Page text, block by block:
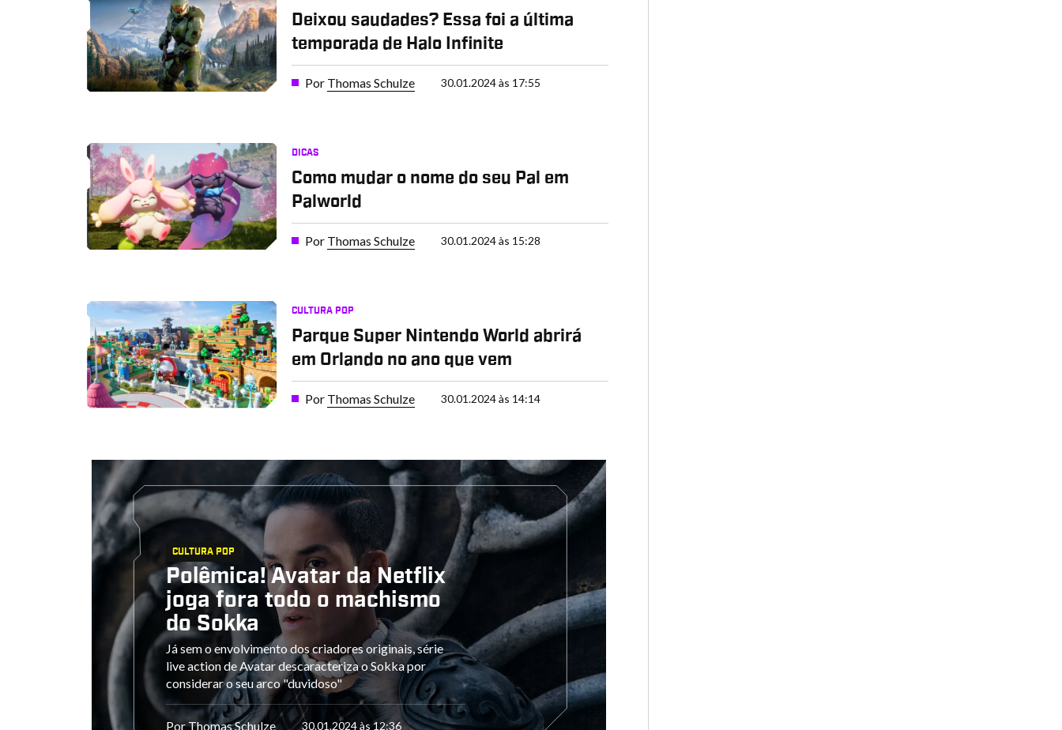
Deixou saudades? Essa foi a última
temporada de Halo Infinite
Por Thomas Schulze 30.01.2024 às 17:55
DICAS
Como mudar o nome do seu Pal em
Palworld
Por Thomas Schulze 30.01.2024 às 15:28
CULTURA POP
Parque Super Nintendo World abrirá
em Orlando no ano que vem
Por Thomas Schulze 30.01.2024 às 14:14
CULTURA POP
Polêmica! Avatar da Netflix
joga fora todo o machismo
do Sokka
Já sem o envolvimento dos criadores originais, série
live action de Avatar descaracteriza o Sokka por
considerar o seu arco "duvidoso"
PorThomas Schulze 30.01.2024 às 12:36